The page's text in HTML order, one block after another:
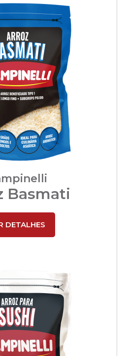
Basmati
DETALHES